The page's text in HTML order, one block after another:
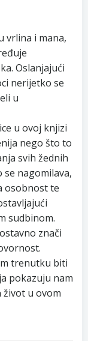
vrlina i mana,
Oslanjajući
nerijetko se
u
u ovoj knjizi
nego što to
svih žednih
nagomilava,
osobnost te
sudbinom.
znači
trenutku biti
pokazuju nam
u ovom